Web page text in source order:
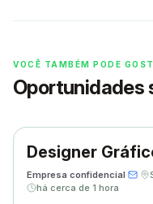
VOCÊ TAMBÉM PODE
Oportunidades
Designer
Empresa confidencial· ·
há cerca de 1 hora